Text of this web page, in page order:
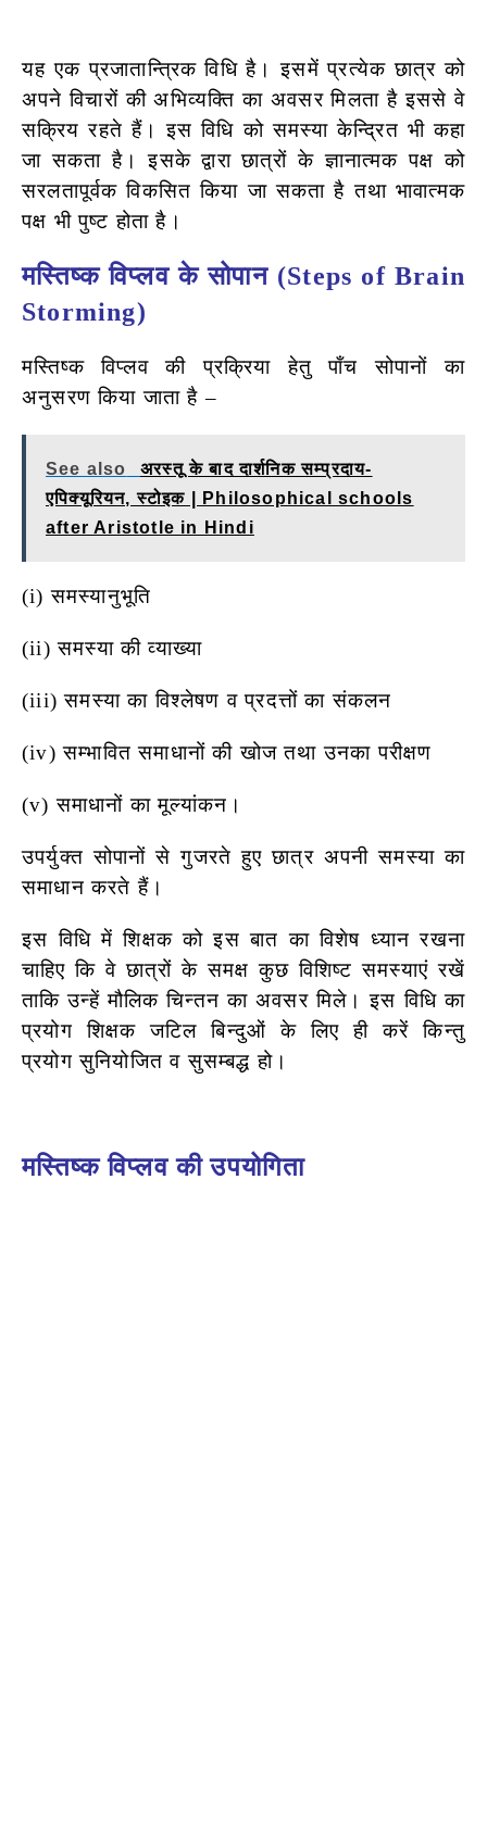
यह एक प्रजातान्त्रिक विधि है। इसमें प्रत्येक छात्र को
अपने विचारों की अभिव्यक्ति का अवसर मिलता है इससे वे
सक्रिय रहते हैं। इस विधि को समस्या केन्द्रित भी कहा
जा सकता है। इसके द्वारा छात्रों के ज्ञानात्मक पक्ष को
सरलतापूर्वक विकसित किया जा सकता है तथा भावात्मक
पक्ष भी पुष्ट होता है।
मस्तिष्क विप्लव के सोपान (Steps of Brain
Storming)
मस्तिष्क विप्लव की प्रक्रिया हेतु पाँच सोपानों का
अनुसरण किया जाता है –
See also
अरस्तू के बाद दार्शनिक सम्प्रदाय-
एपिक्यूरियन, स्टोइक | Philosophical schools
after Aristotle in Hindi
(i) समस्यानुभूति
(ii) समस्या की व्याख्या
(iii) समस्या का विश्लेषण व प्रदत्तों का संकलन
(iv) सम्भावित समाधानों की खोज तथा उनका परीक्षण
(v) समाधानों का मूल्यांकन।
उपर्युक्त सोपानों से गुजरते हुए छात्र अपनी समस्या का
समाधान करते हैं।
इस विधि में शिक्षक को इस बात का विशेष ध्यान रखना
चाहिए कि वे छात्रों के समक्ष कुछ विशिष्ट समस्याएं रखें
ताकि उन्हें मौलिक चिन्तन का अवसर मिले। इस विधि का
प्रयोग शिक्षक जटिल बिन्दुओं के लिए ही करें किन्तु
प्रयोग सुनियोजित व सुसम्बद्ध हो।
मस्तिष्क विप्लव कीउपयोगिता